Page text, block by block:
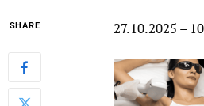
SHARE 27.10.2025 –